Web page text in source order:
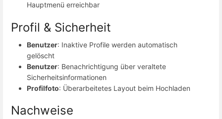
Hauptmenü erreichbar
Profil & Sicherheit
Benutzer: Inaktive Profile werden automatisch
gelöscht
Benutzer: Benachrichtigung über veraltete
Sicherheitsinformationen
Profilfoto: Überarbeitetes Layout beim Hochladen
Nachweise